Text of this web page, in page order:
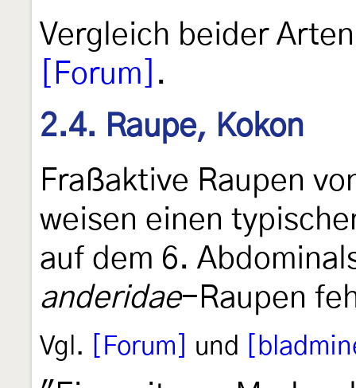
Vergleich beider
[Forum] .
2.4. Raupe, Kokon
Fraßaktive Raupen
weisen einen
auf dem 6.
anderidae-Raupen
Vgl. [Forum] und